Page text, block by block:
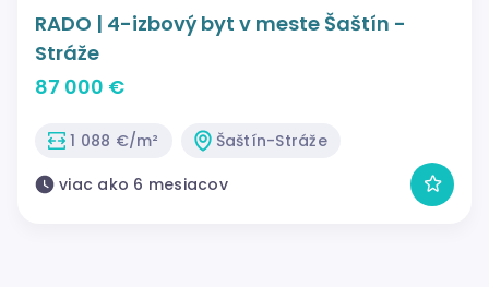
RADO | 4-izbový byt v meste Šaštín -
Stráže
87 000 €
1 088 €/m²
Šaštín-Stráže
viac ako 6 mesiacov